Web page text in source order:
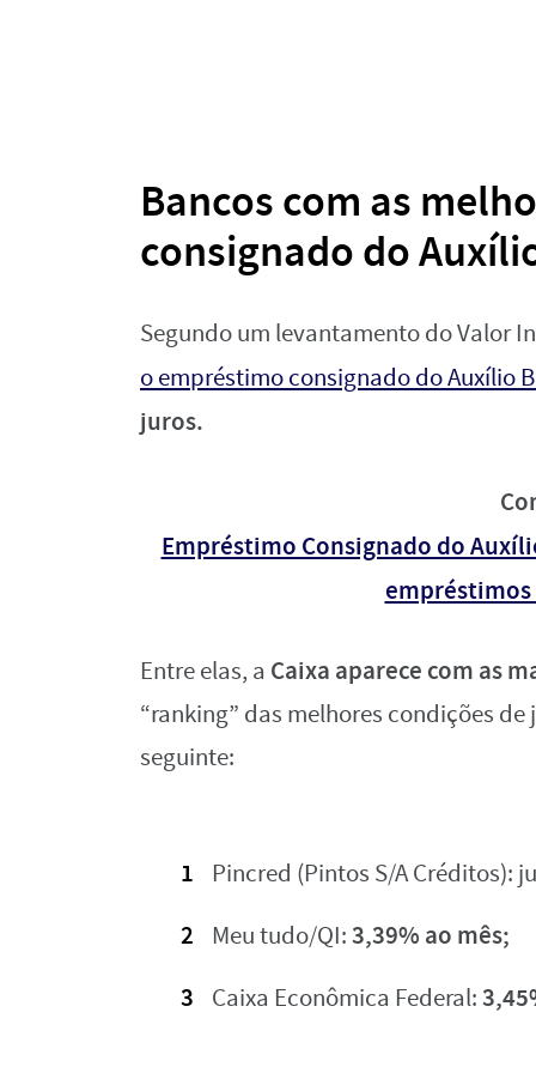
Bancos com as
consignado do
Segundo um levantamento do Valor
o empréstimo consignado do Auxílio
juros.
Empréstimo Consignado do
empréstimos
Entre elas, a Caixa aparece com as
“ranking” das melhores condições
seguinte:
Pincred (Pintos S/A Créditos):
Meu tudo/QI:3,39% ao mês;
Caixa Econômica Federal: